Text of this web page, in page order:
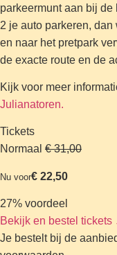
parkeermunt aan bij
2 je auto parkeren,
en naar het pretpark
de exacte route en de
Kijk voor meer
Julianatoren.
Tickets
Normaal € 31,00
Nu voor€ 22,50
27% voordeel
Bekijk en bestel tickets
Je bestelt bij de